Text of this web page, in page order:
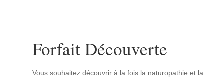
Forfait Découverte
Vous souhaitez découvrir à la fois la naturopathie et la